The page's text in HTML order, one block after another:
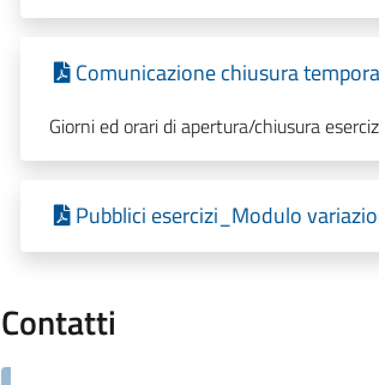
Comunicazione chiusura
Giorni ed orari di apertura/chiusura
Pubblici esercizi_Modulo
Contatti